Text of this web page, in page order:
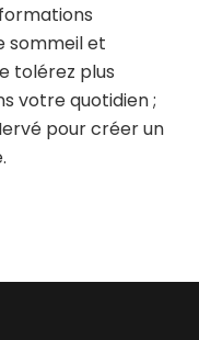
sommeil et
tolérez plus
votre quotidien ;
pour créer un